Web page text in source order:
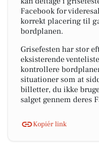
Facebook for
korrekt placering til
bordplanen.
Grisefesten har stor
eksisterende
kontrollere
situationer som at
billetter, du ikke
salget gennem deres
Kopiér link